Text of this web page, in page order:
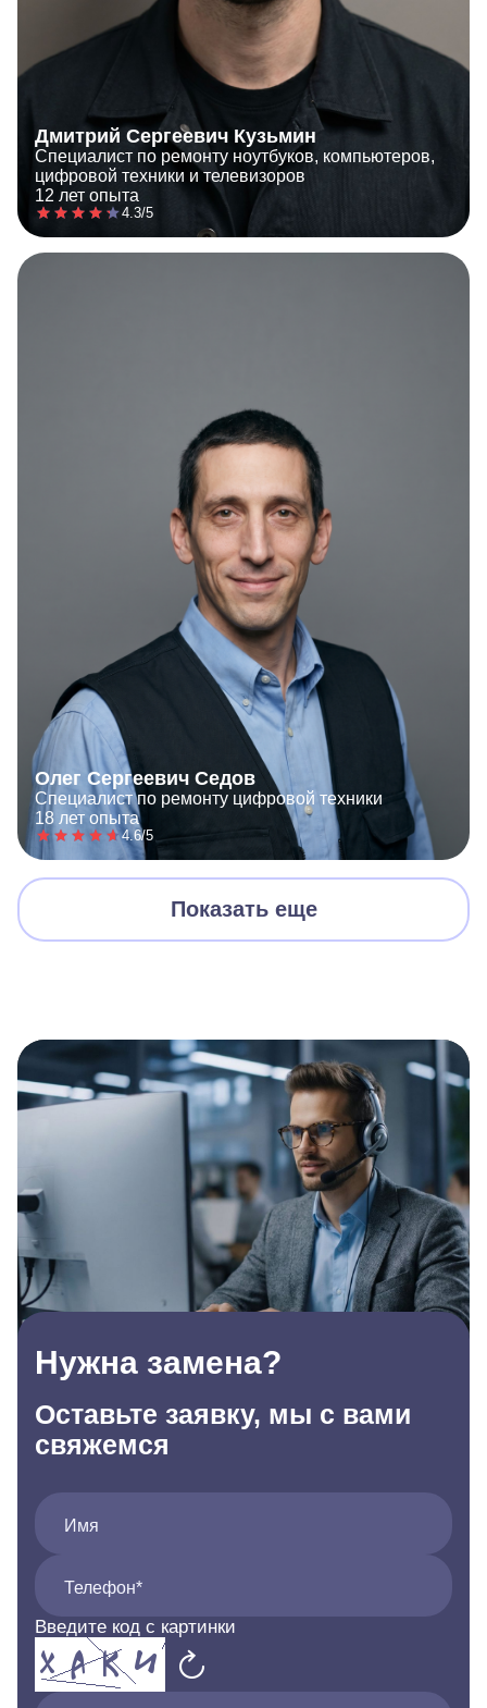
Дмитрий Сергеевич Кузьмин
Специалист по ремонту ноутбуков, компьютеров,
цифровой техники и телевизоров
12 лет опыта
4.3/5
Олег Сергеевич Седов
Специалист по ремонту цифровой техники
18 лет опыта
4.6/5
Показать еще
Нужна замена?
Оставьте заявку, мы с вами
свяжемся
Имя
Телефон*
Введите код с картинки